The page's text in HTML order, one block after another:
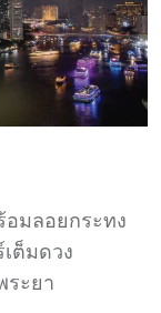
มลอยกระทง
ต็มดวง
ระยา